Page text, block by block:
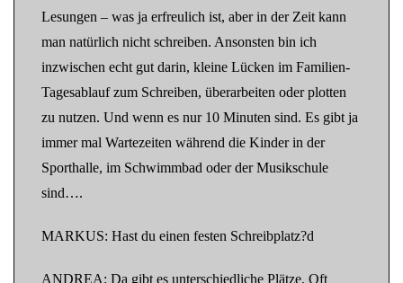
Lesungen – was ja erfreulich ist, aber in der Zeit kann
man natürlich nicht schreiben. Ansonsten bin ich
inzwischen echt gut darin, kleine Lücken im Familien-
Tagesablauf zum Schreiben, überarbeiten oder plotten
zu nutzen. Und wenn es nur 10 Minuten sind. Es gibt ja
immer mal Wartezeiten während die Kinder in der
Sporthalle, im Schwimmbad oder der Musikschule
sind….
MARKUS: Hast du einen festen Schreibplatz?d
ANDREA: Da gibt es unterschiedliche Plätze. Oft